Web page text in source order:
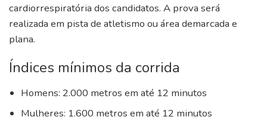
cardiorrespiratória dos candidatos. A prova será
realizada em pista de atletismo ou área demarcada e
plana.
Índices mínimos da corrida
Homens: 2.000 metros em até 12 minutos
Mulheres: 1.600 metros em até 12 minutos